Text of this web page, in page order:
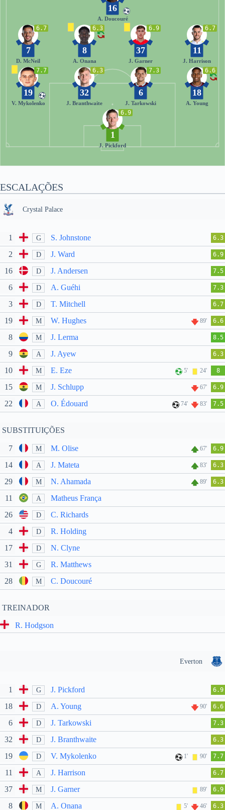
6.9
1
J. Pickford
7.7
19
V. Mykolenko
6.3
32
J. Branthwaite
7.3
6
J. Tarkowski
6.6
18
A. Young
6.7
7
D. McNeil
6.3
8
A. Onana
6.9
37
J. Garner
6.7
11
J. Harrison
16
A. Doucouré
ESCALAÇÕES
Crystal Palace
1 G S. Johnstone 6.3
2 D J. Ward 6.9
16 D J. Andersen 7.5
6 D A. Guéhi 7.3
3 D T. Mitchell 6.7
19 M W. Hughes 89' 6.6
8 M J. Lerma 8.5
9 A J. Ayew 6.3
10 M E. Eze 5' 24' 8
15 M J. Schlupp 67' 6.9
22 A O. Édouard 74' 83' 7.5
SUBSTITUIÇÕES
7 M M. Olise 67' 6.9
14 A J. Mateta 83' 6.3
29 M N. Ahamada 89' 6.3
11 A
Matheus França
26
D
C. Richards
4
D
R. Holding
17
D
N. Clyne
31
G
R. Matthews
28
M C. Doucouré
TREINADOR
R. Hodgson
Everton
1 G J. Pickford 6.9
18 D A. Young 90' 6.6
6 D J. Tarkowski 7.3
32 D J. Branthwaite 6.3
19 D V. Mykolenko 1' 90' 7.7
11 A J. Harrison 6.7
37 M J. Garner 89' 6.9
8 M A. Onana 5' 46' 6.3